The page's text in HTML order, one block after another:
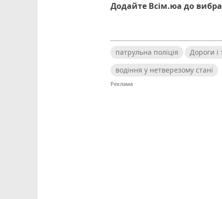
Додайте Всім.юа до
патрульна поліція Дороги і
водіння у нетверезому стані